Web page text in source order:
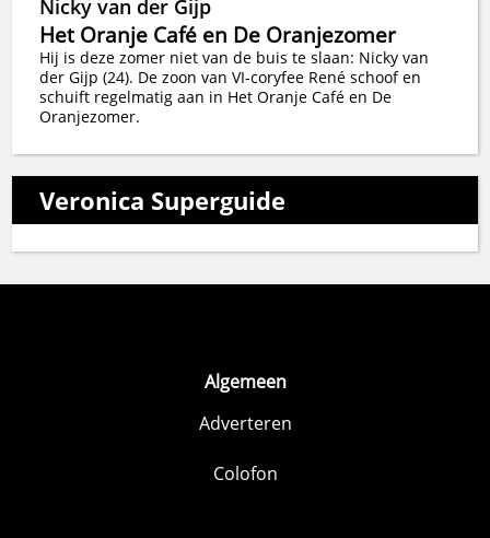
Nicky van der Gijp
Het Oranje Café en De Oranjezomer
Hij is deze zomer niet van de buis te slaan: Nicky van
der Gijp (24). De zoon van VI-coryfee René schoof en
schuift regelmatig aan in Het Oranje Café en De
Oranjezomer.
Veronica Superguide
Algemeen
Adverteren
Colofon